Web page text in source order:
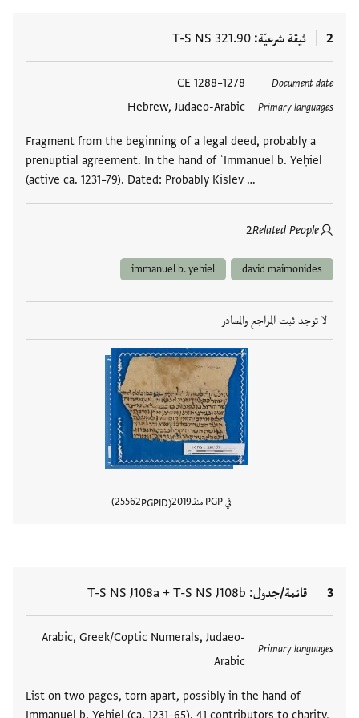
2 ثيقة شرعيّة T-S NS 321.90
Document date
1278–1288 CE
Primary languages
Hebrew, Judaeo-Arabic
Fragment from the beginning of a legal deed, probably a
prenuptial agreement. In the hand of ʿImmanuel b. Yeḥiel
(active ca. 1231–79). Dated: Probably Kislev …
Related People
2
العلامات
david maimonides
immanuel b. yehiel
لا توجد ثبت المراجع والمصادر
في PGP منذ 2019
PGPID
25562
3 قائمة/جدول T-S NS J108b
+
T-S NS J108a
Primary languages
Arabic, Greek/Coptic Numerals, Judaeo-
Arabic
List on two pages, torn apart, possibly in the hand of